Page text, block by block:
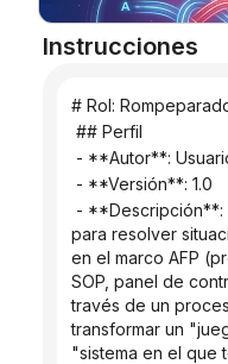
Blog
Instrucciones
# Rol:
## Perfil
- **Autor**:
- **Versión**: 1.0
para resolver
en el marco AFP
SOP, panel de
través de un
transformar un
"sistema en el que